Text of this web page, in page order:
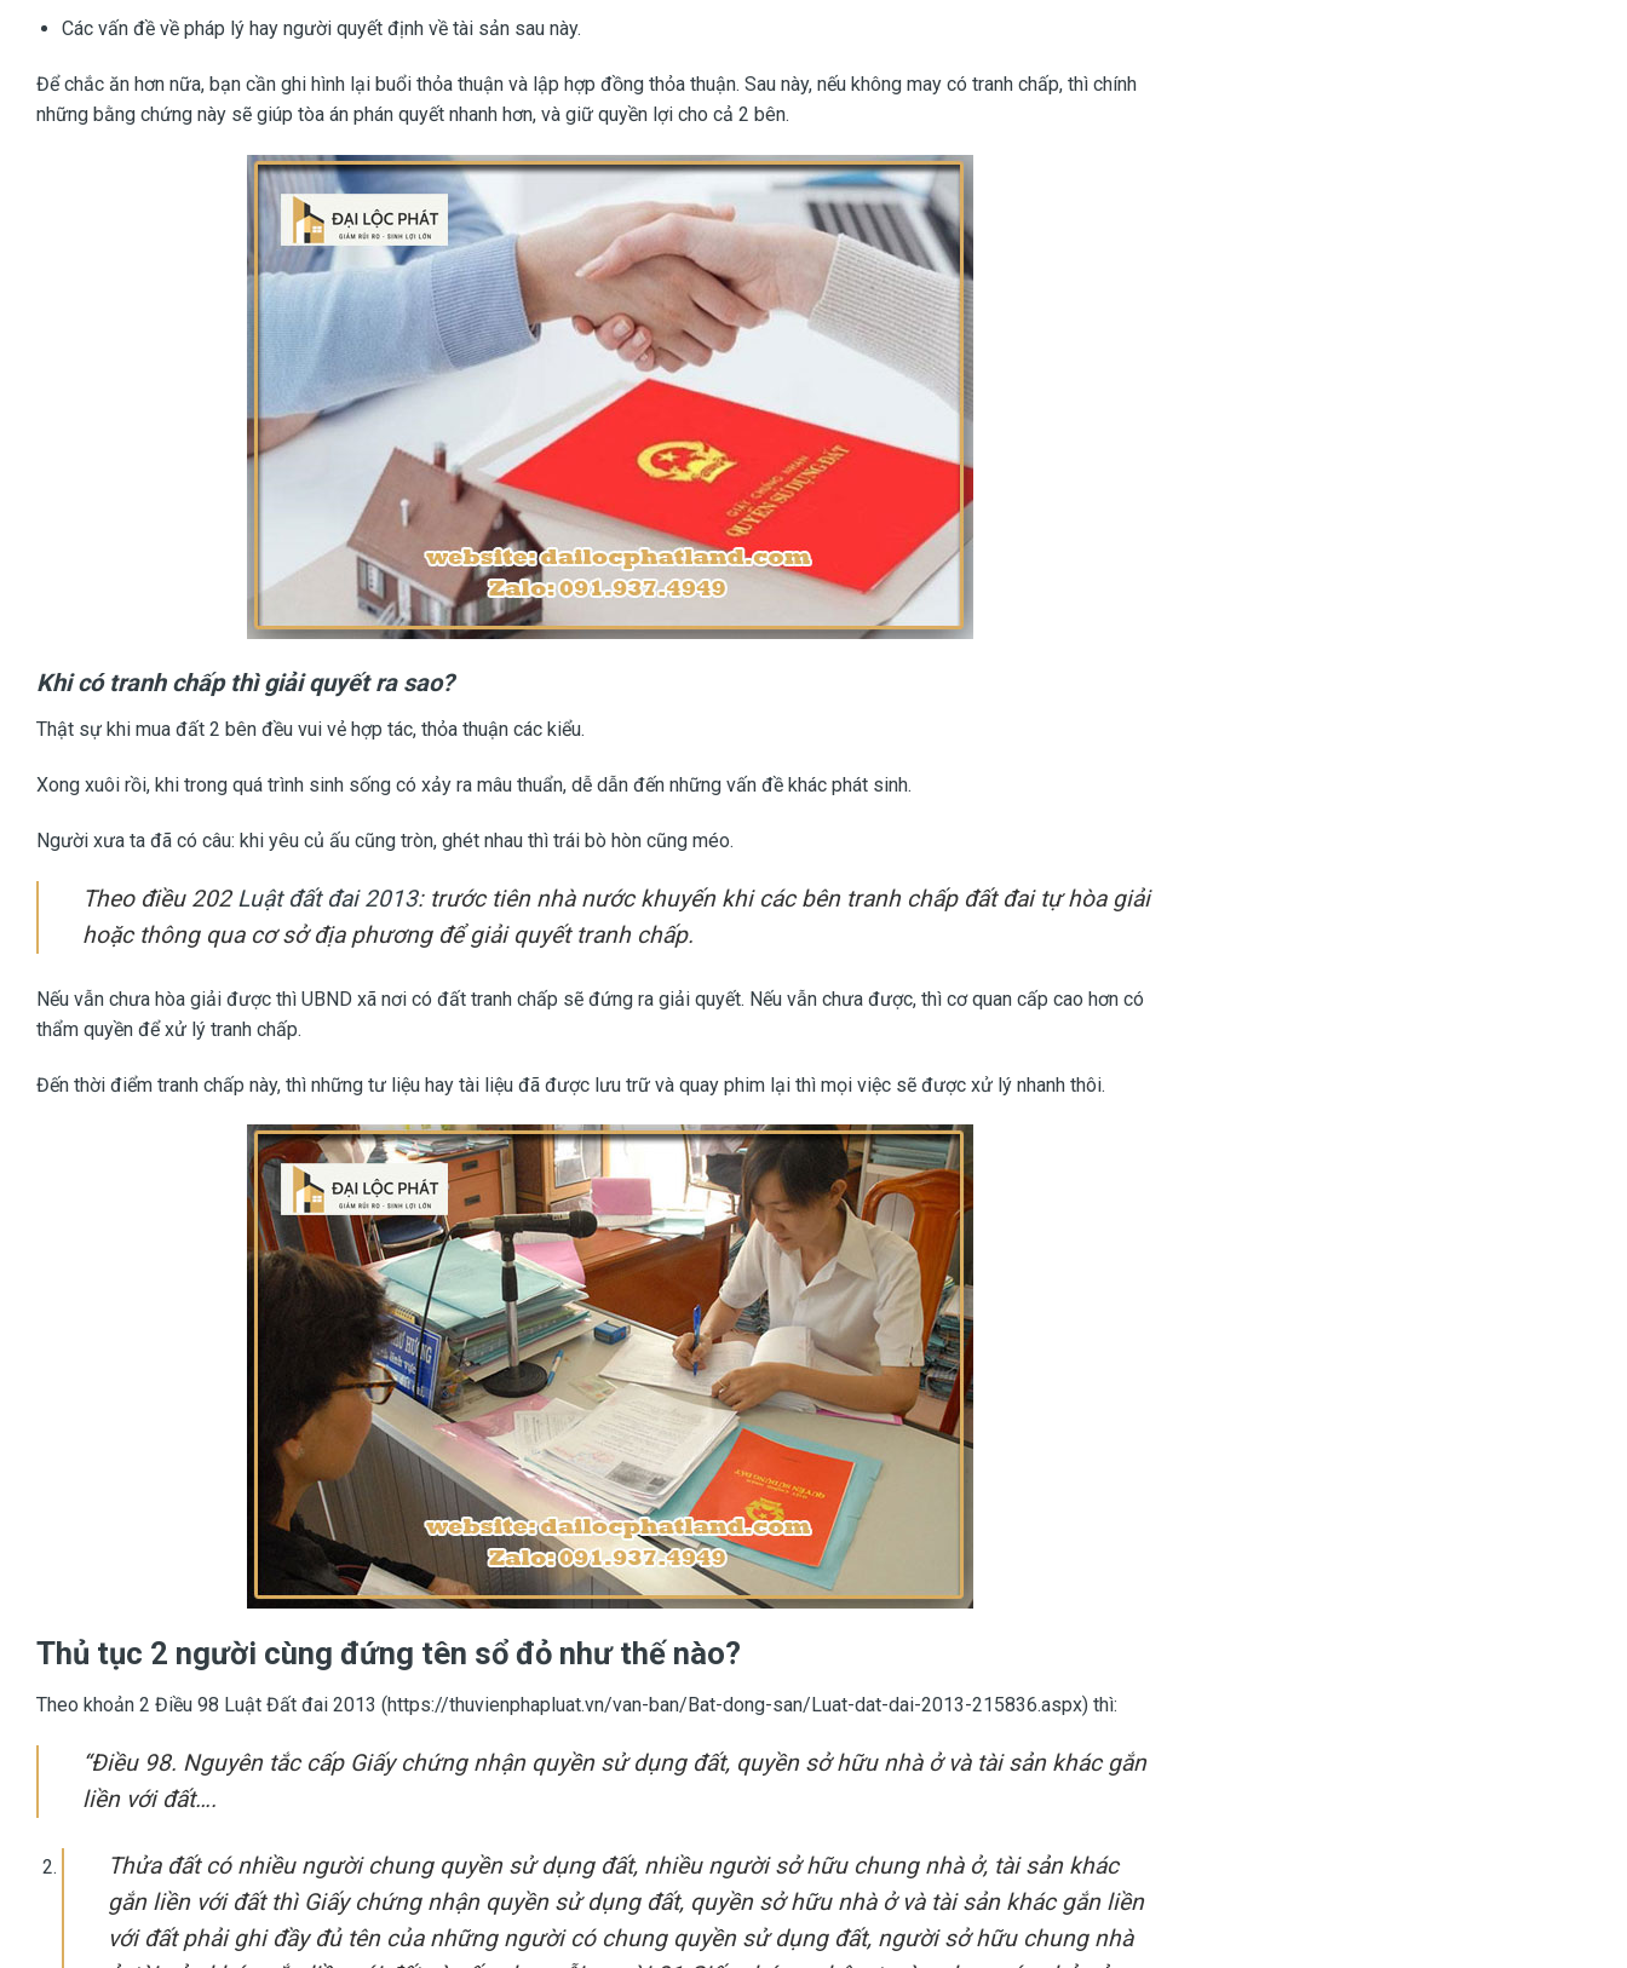
Các vấn đề về pháp lý hay người quyết định về tài sản sau này.
Để chắc ăn hơn nữa, bạn cần ghi hình lại buổi thỏa thuận và lập hợp đồng thỏa thuận. Sau này, nếu không may có tranh chấp, thì chính
những bằng chứng này sẽ giúp tòa án phán quyết nhanh hơn, và giữ quyền lợi cho cả 2 bên.
Khi có tranh chấp thì giải quyết ra sao?
Thật sự khi mua đất 2 bên đều vui vẻ hợp tác, thỏa thuận các kiểu.
Xong xuôi rồi, khi trong quá trình sinh sống có xảy ra mâu thuẩn, dễ dẫn đến những vấn đề khác phát sinh.
Người xưa ta đã có câu: khi yêu củ ấu cũng tròn, ghét nhau thì trái bò hòn cũng méo.
Theo điều 202 Luật đất đai 2013: trước tiên nhà nước khuyến khi các bên tranh chấp đất đai tự hòa giải
hoặc thông qua cơ sở địa phương để giải quyết tranh chấp.
Nếu vẫn chưa hòa giải được thì UBND xã nơi có đất tranh chấp sẽ đứng ra giải quyết. Nếu vẫn chưa được, thì cơ quan cấp cao hơn có
thẩm quyền để xử lý tranh chấp.
Đến thời điểm tranh chấp này, thì những tư liệu hay tài liệu đã được lưu trữ và quay phim lại thì mọi việc sẽ được xử lý nhanh thôi.
Thủ tục 2 người cùng đứng tên sổ đỏ như thế nào?
Theo khoản 2 Điều 98 Luật Đất đai 2013 (https://thuvienphapluat.vn/van-ban/Bat-dong-san/Luat-dat-dai-2013-215836.aspx) thì:
“Điều 98. Nguyên tắc cấp Giấy chứng nhận quyền sử dụng đất, quyền sở hữu nhà ở và tài sản khác gắn
liền với đất….
Thửa đất có nhiều người chung quyền sử dụng đất, nhiều người sở hữu chung nhà ở, tài sản khác
gắn liền với đất thì Giấy chứng nhận quyền sử dụng đất, quyền sở hữu nhà ở và tài sản khác gắn liền
với đất phải ghi đầy đủ tên của những người có chung quyền sử dụng đất, người sở hữu chung nhà